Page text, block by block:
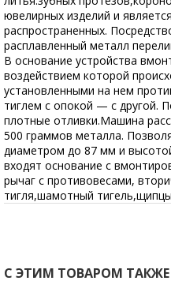
ювелирных изделий и
распространенных.
расплавленный металл
В основание устройства
воздействием которой
установленными на нем
тиглем с опокой — с другой.
плотные отливки.Машина
500 граммов металла.
диаметром до 87 мм и
входят основание с
рычаг с противовесами,
тигля,шамотный
С ЭТИМ ТОВАРОМ